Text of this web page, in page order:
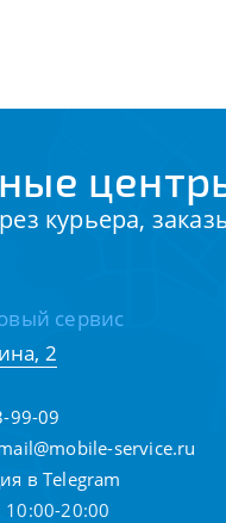
курьера,
сервис
2
99-09
service.ru
в Telegram
20:00